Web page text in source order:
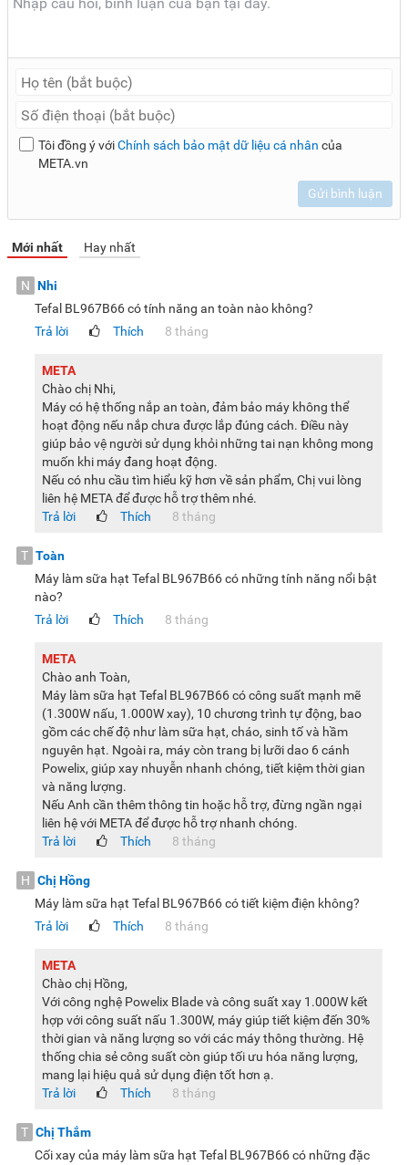
Tôi đồng ý vớiChính sách bảo mật dữ liệu cá nhân của
META.vn
Gửi bình luận
Mới nhất Hay nhất
N Nhi
Tefal BL967B66 có tính năng an toàn nào không?
Trả lời
Thích 8 tháng
META
Chào chị Nhi,
Máy có hệ thống nắp an toàn, đảm bảo máy không thể
hoạt động nếu nắp chưa được lắp đúng cách. Điều này
giúp bảo vệ người sử dụng khỏi những tai nạn không mong
muốn khi máy đang hoạt động.
Nếu có nhu cầu tìm hiểu kỹ hơn về sản phẩm, Chị vui lòng
liên hệ META để được hỗ trợ thêm nhé.
Trả lời
Thích 8 tháng
T Toàn
Máy làm sữa hạt Tefal BL967B66 có những tính năng nổi bật
nào?
Trả lời
Thích 8 tháng
META
Chào anh Toàn,
Máy làm sữa hạt Tefal BL967B66 có công suất mạnh mẽ
(1.300W nấu, 1.000W xay), 10 chương trình tự động, bao
gồm các chế độ như làm sữa hạt, cháo, sinh tố và hầm
nguyên hạt. Ngoài ra, máy còn trang bị lưỡi dao 6 cánh
Powelix, giúp xay nhuyễn nhanh chóng, tiết kiệm thời gian
và năng lượng.
Nếu Anh cần thêm thông tin hoặc hỗ trợ, đừng ngần ngại
liên hệ với META để được hỗ trợ nhanh chóng.
Trả lời
Thích 8 tháng
H Chị Hồng
Máy làm sữa hạt Tefal BL967B66 có tiết kiệm điện không?
Trả lời
Thích 8 tháng
META
Chào chị Hồng,
Với công nghệ Powelix Blade và công suất xay 1.000W kết
hợp với công suất nấu 1.300W, máy giúp tiết kiệm đến 30%
thời gian và năng lượng so với các máy thông thường. Hệ
thống chia sẻ công suất còn giúp tối ưu hóa năng lượng,
mang lại hiệu quả sử dụng điện tốt hơn ạ.
Trả lời
Thích 8 tháng
T Chị Thắm
Cối xay của máy làm sữa hạt Tefal BL967B66 có những đặc